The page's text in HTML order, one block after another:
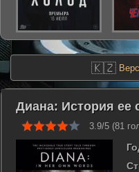
🇰🇿
Диана: История ее
3.9/5 (81